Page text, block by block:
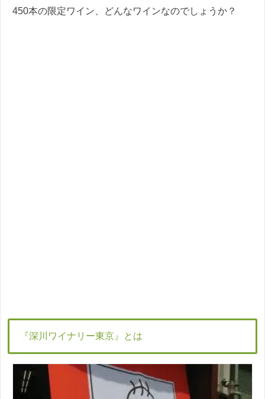
450本の限定ワイン、どんなワインなのでしょうか？
『深川ワイナリー東京』とは